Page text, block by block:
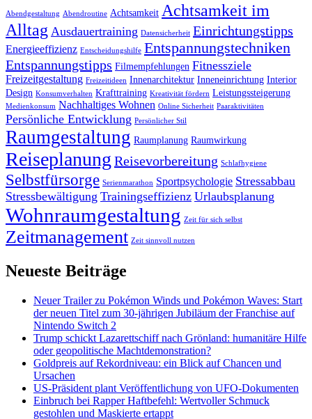
Abendgestaltung Abendroutine Achtsamkeit Achtsamkeit im
Alltag Ausdauertraining Datensicherheit Einrichtungstipps
Energieeffizienz Entscheidungshilfe Entspannungstechniken
Entspannungstipps Filmempfehlungen Fitnessziele
Freizeitgestaltung Freizeitideen Innenarchitektur Inneneinrichtung Interior
Design Konsumverhalten Krafttraining Kreativität fördern Leistungssteigerung
Medienkonsum Nachhaltiges Wohnen Online Sicherheit Paaraktivitäten
Persönliche Entwicklung Persönlicher Stil
Raumgestaltung Raumplanung Raumwirkung
Reiseplanung Reisevorbereitung Schlafhygiene
Selbstfürsorge Serienmarathon Sportpsychologie Stressabbau
Stressbewältigung Trainingseffizienz Urlaubsplanung
Wohnraumgestaltung Zeit für sich selbst
Zeitmanagement Zeit sinnvoll nutzen
Neueste Beiträge
Neuer Trailer zu Pokémon Winds und Pokémon Waves: Start
der neuen Titel zum 30-jährigen Jubiläum der Franchise auf
Nintendo Switch 2
Trump schickt Lazarettschiff nach Grönland: humanitäre Hilfe
oder geopolitische Machtdemonstration?
Goldpreis auf Rekordniveau: ein Blick auf Chancen und
Ursachen
US-Präsident plant Veröffentlichung von UFO-Dokumenten
Einbruch bei Rapper Haftbefehl: Wertvoller Schmuck
gestohlen und Maskierte ertappt